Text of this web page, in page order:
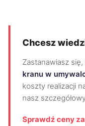
Chcesz
Zastanawiasz
kranu w
koszty realizacji
nasz
Sprawdź ceny